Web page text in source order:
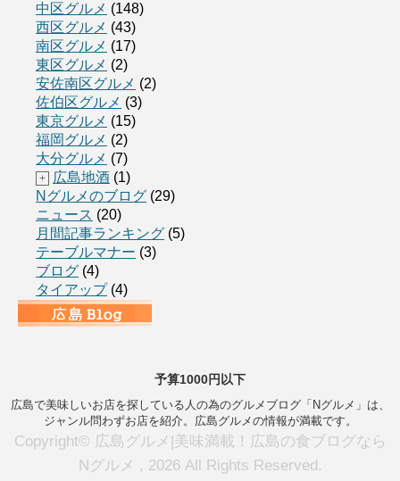
中区グルメ (148)
西区グルメ (43)
南区グルメ (17)
東区グルメ (2)
安佐南区グルメ (2)
佐伯区グルメ (3)
東京グルメ (15)
福岡グルメ (2)
大分グルメ (7)
+ 広島地酒 (1)
Nグルメのブログ (29)
ニュース (20)
月間記事ランキング (5)
テーブルマナー (3)
ブログ (4)
タイアップ(4)
予算1000円以下
広島で美味しいお店を探している人の為のグルメブログ「Nグルメ」は、
ジャンル問わずお店を紹介。広島グルメの情報が満載です。
Copyright© 広島グルメ|美味満載！広島の食ブログなら
Nグルメ , 2026 All Rights Reserved.